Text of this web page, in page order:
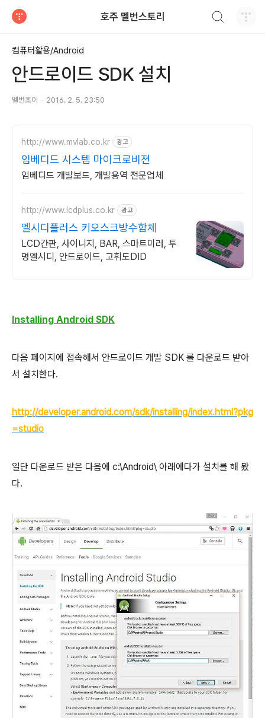
호주 멜번스토리
컴퓨터활용/Android
안드로이드 SDK 설치
멜번초이 2016. 2. 5. 23:50
http://www.mvlab.co.kr 광고
임베디드 시스템 마이크로비젼
임베디드 개발보드, 개발용역 전문업체
http://www.lcdplus.co.kr 광고
엘시디플러스 키오스크방수함체
LCD간판, 사이니지, BAR, 스마트미러, 투
명엘시디, 안드로이드, 고휘도DID
Installing Android SDK
다음 페이지에 접속해서 안드로이드 개발 SDK 를 다운로드 받아
서 설치한다.
http://developer.android.com/sdk/installing/index.html?pkg
=studio
일단 다운로드 받은 다음에 c:\Android\ 아래에다가 설치를 해 봤
다.